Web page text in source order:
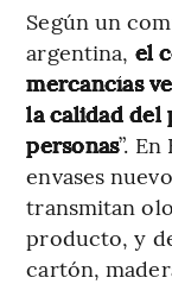
Según un
argentina, el
mercancías
la calidad del
personas”.
envases
transmitan
producto, y
cartón,